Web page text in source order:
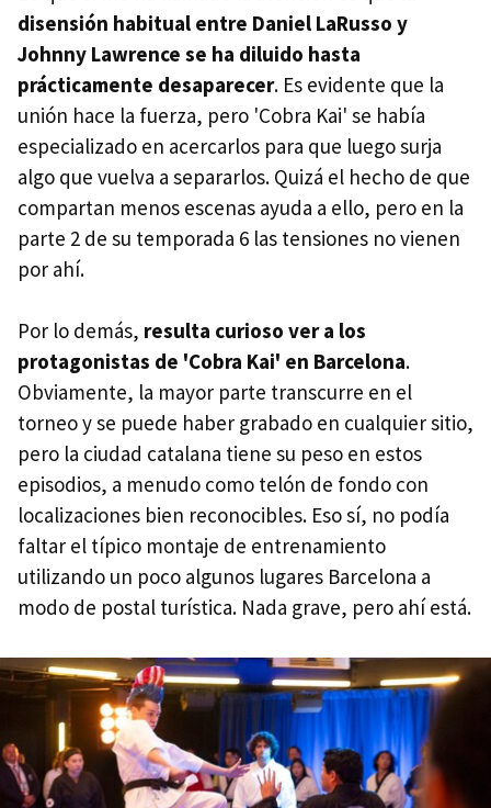
disensión habitual entre Daniel LaRusso y
Johnny Lawrence se ha diluido hasta
prácticamente desaparecer. Es evidente que la
unión hace la fuerza, pero 'Cobra Kai' se había
especializado en acercarlos para que luego surja
algo que vuelva a separarlos. Quizá el hecho de que
compartan menos escenas ayuda a ello, pero en la
parte 2 de su temporada 6 las tensiones no vienen
por ahí.
Por lo demás, resulta curioso ver a los
protagonistas de 'Cobra Kai' en Barcelona.
Obviamente, la mayor parte transcurre en el
torneo y se puede haber grabado en cualquier sitio,
pero la ciudad catalana tiene su peso en estos
episodios, a menudo como telón de fondo con
localizaciones bien reconocibles. Eso sí, no podía
faltar el típico montaje de entrenamiento
utilizando un poco algunos lugares Barcelona a
modo de postal turística. Nada grave, pero ahí está.